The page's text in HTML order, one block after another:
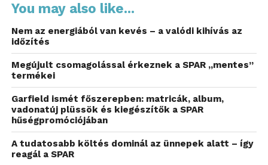
bevásárlást támogató
megoldásokkal várják a
vásárlókat. A fejlesztések
célja az volt, hogy a
mindennapi bevásárlás
kényelmesebb és
gyorsabb legyen,
You may also like...
Nem az energiából van kevés – a valódi kihívás az
időzítés
Megújult csomagolással érkeznek a SPAR „mentes”
termékei
Garfield ismét főszerepben: matricák, album,
vadonatúj plüssök és kiegészítők a SPAR
hűségpromóciójában
A tudatosabb költés dominál az ünnepek alatt – így
reagál a SPAR